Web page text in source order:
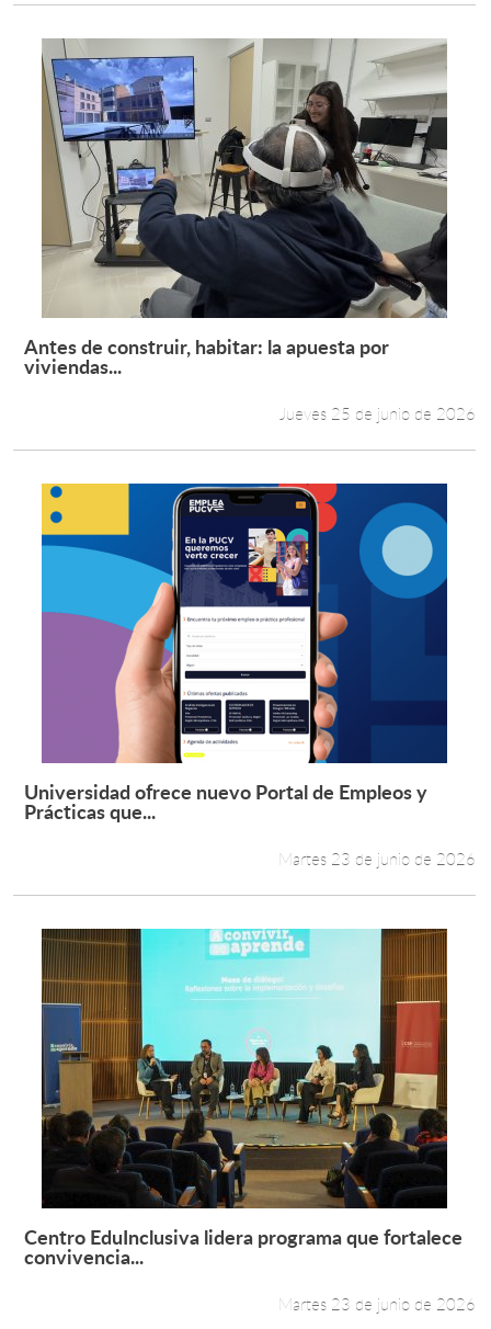
Leer más +
Antes de construir, habitar: la apuesta por
viviendas...
Jueves 25 de junio de 2026
Leer más +
Universidad ofrece nuevo Portal de Empleos y
Prácticas que...
Martes 23 de junio de 2026
Leer más +
Centro EduInclusiva lidera programa que fortalece
convivencia...
Martes 23 de junio de 2026